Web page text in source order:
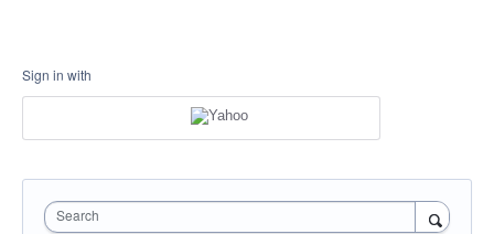
Sign in with
Search